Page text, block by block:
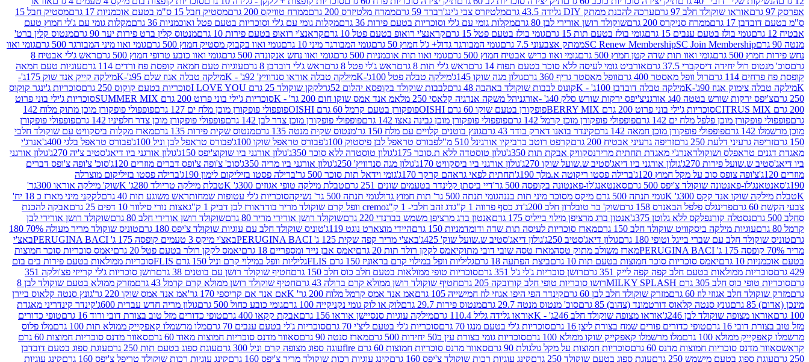
אפרסק 97 גרם
אוראו שוקולד חלב 97 גרם ערכה להכנת ממתק DIY גלידה 43.5 גרם מלטיזרס צבי ג'ינג'רברד 59 גרם ממרח מלטיזרס 200 גרם ממרח טוויקס 200 גרם מסטיק חבל 15 ס"מ בטעם אוכמניות 17 גרם
מסטיק חבל 15
ס"מ בטעם דובדבן 17 גרם
ממרח סניקרס 200 גרם שוקולד רושן אורירי לבן 80 גרם מקלות גומי עם ג'לי וסוכריות בטעם פירות 36 גרם מקלות גומי עם ג'לי וסוכריות בטעם פטל ואוכמניות 36 גרם
מקלות גומי עם ג'לי חמוץ טעם
אבטיח 12 גרם
גומי בולז בטעם ענבים 15 גרם גומי בולז בטעם תות 15 גרם גומי בולז בטעם פטל 15 גרם קראנצ'י רואופ בטעם פטל 10 גרם קראנצ'י רואופ בטעם פירות 10 גרם מנטוס קלין ברט פירות יער 90 גרם
מנטוס קלין ברט'
מנטה 90 גרם
SC Renew MembershipSC Join Membership ממתק אצבעוני 7.5 גרם גומי המבורגר גדול+ ג'ל חמוץ 50 גרם גומי המבורגר מיני 10 גרם גומי ואוו בקבוק מסטיק חמוץ 500 גרם גומי ואוו מיני המבורגר 500 גרם
גומי ואוו
נחש פירות חמוץ 500 גרם
גומי ואוו תות שדה קטן חמוץ 500 גרם גומי ואוו כריש אבטיח חמוץ 500 גרם גומי ואוו תות אוכמניות 500 גרם גומי ואוו נחש אנקונדה 500 גרם גומי ואוו כובע טרופי חמוץ 500 גרם
ראש ג'לי אבטיח 8
גרםסוכ' מנטוס רול יחידה דיסקברי 37.5 גרם אורביט גומי לעיסה ללא סוכר בטעם תפוח 14 גרם ראש ג'לי תות 8 גרם ראש ג'לי פטל 8 גרם ראש ג'לי דובדבן 8 גרם עוגיות טעם חמאה קופסת פח ורדים 114 גרם
עוגיות טעם חמאה
קופסת פח פרחים 114 גרם
רול וופל מאסטר 400 גרם וופל מאסטר גריף 360 גרם גולון מגה שוקו 145ג' מילקה טבלה פטל 100ג'-K מילקה טבלה אוראו סנדוויץ' 92ג' - K מילקה טבלה אגוז שלם 95ג'-K
מילקה קייק אנד שוק 175ג'-
Kמילקה טבלה צימוק אגוז 90ג'-K מילקה טבלה דובדבן 100ג' - K קונוס לבבות שוקולד באהבה 48 גרם לבבות שוקולד בקופסא יהלום 52גר לקקן שוקולד 25 גרם I LOVE YOU סוכריות בטעם קוקוס 250 גרם
סוכריות ג'ינגר קוקוס
250 גרם
צ'יפס ירקות שורש בטטה 40ג אורגני צ'יפס ירקות שורש סלק 40ג' -אורגני הל משקה אנרגיה קלאסי 250 מל אמ אנד אמס שוקו חום 200 גר' - K סוכריות ג'ילי בוני פרוט 200 גרם SUMMER MIX
סוכריות ג'ילי בוני פרוט
200 גרם CITRUS MIX
סוכריות ג'ילי בוני פרוט 200 גרם BERRY MIX פופקורן בטעם שוקו 60 גרם OISHI פופקורן בטעם קרמל 60 גרם OISHI פופפולי פופקורן מוכן מלח ים 127 גרם
פופפולי פופקורן מוכן מתוק מלוח 142
גרםפופפולי פופקורן מוכן פלפל מלח ים 142 גרם פופפולי פופקורן מוכן קרמל 142 גרם פופפולי פופקורן מוכן גבינה נאצו 142 גרם פופפולי פופקורן מוכן צדר לבן 142 גרם פופפולי פופקורן מוכן צדר חלפיניו 142 גרם
פופפולי פופקורן
מוכן מרשמלו 142 גרם
פופפולי פופקורן מוכן חמאה 142 גרם קינדר בואנו דארק בודד 43 גרם גונץ בוטנים קלויים עם מלח 150 גר' מנטוס שקית מנטה 135 גרם מנטוס שקית פירות 135 גרם
מארז מקלות ביסקוויט עם שוקולד חלבי
150 גרם
זריפה גרעיני דלעת 250 גרם זריפה גרעיני אבטיח 200 גרם קרפט רוטב ברביקיו אורגינל 510 מ"ל פבורס טראפל לבן פיסטוק 100ג' פבורס טראפל שוקו 100ג' פבורס טראפל לבן וניל 100ג' פבורס טראפל בלגי 400ג'
אנרג'י
מאגדת דגנים טראפלס ושוקולדאנרג'י מאגדת תחתית מרירנסקוויק אבקת תות 350ג' גולון טוסטדה ללא ת.סוכר 175ג' גולון טוסטדה ללא סוכר 350ג' גולון אורגני ביו שוקוצ'יפס 150ג' גולון אורגני ביו דיאג'סטיב צ'יה 270ג'
גולון אורגני
ביו דיאג'סטיב ש.שועל פירות 270ג'
גולון אורגני ביו דיאג'סטיב ש.שועל שוקו 270ג' גולון אורגני ביו ביסקוויט 170ג' גולון מגה סנדוויץ' 250ג' גולון אורגני ביו מריה 350ג' סוכ' צ'ופה צ'ופס דברים מוזרים 120ג'
סוכ' צ'ופה צ'ופס דברים
מוזרים 120ג'
צ'ופה צופס סוכ על מקל חמוץ 120ג' ברילה פסטו ריקוטה א.מלך 190ג' תחתית לפאי גראהם קרקר 170ג' גומי וידאל תות סוכר 500 גר' ברילה פסטו בזיליקום לימון 190ג'
ברילה פסטו בזיליקום מוצרלה
190ג' סאנטאנג'לו-פאנטונה שוקולד צ'יפס 500 גרם סאנטאנג'לו-פאנטונה בקופסה 500 גר' דיי ביסתן קלינדר בטעמים שונים 251 גרם טבלת מילקה טופי אגוזים 300ג' K טבלת מילקה טריולד 280ג' K
שוק' מילקה אוראו 300גר'
Kטבלת מילקה שוקו אנד קקס 300ג' K גומי תנתה 500 גרם מיקס מסוכר מיני תות בננה גומי תנתה 500 גר' תות חמוץ גדול גומי תנתה 500 גר' נשיקה סוכריות ג'לי עטופות שמחותראש משוגע תות 40 גרם
לקקני מיני מארז כ 18 יח'
צבעי הקשת 60 גרם
פרינגלס פלפל הבאנרס 158 גרם שוק' בר טובלרון חלב 200ג' דג כסף פרווה 1 ק"ג דג זהב חלבי- 1 ק"ג cremo וופל קרם שוקולד מריר בודד אורז לבן דביק 1 ק"ג אצות נורי סילוור 10 דפים 25 גרם
אבקה להכנת
סחלב 500 גרם
נסטלה קורנפלקס ללא גלוטן 375ג' אנטון ברג מרציפן מילוי בייליס 175 גרם אנטון ברג מרציפן משמש בברנדי 220 גרם שוקולד רושן אורירי מריר 80 גרם שוקולד רושן אורירי חלב 80 גרם
שוקולד רושן אורירי לבן
קרמל 80 גרם
עוגיות מילקה ביסקוויט שוקולד חלב 150 גרם מארז סוכריות לעיסה תות שדה ודומדמניות 150 גרם היידי מוצארט נוגט 119ג' טוניס שוקולד חלב עם עוגיות שוקולד צ'יפס 180 גרם
טוניס שוקולד מריר מעולה 70% 180
גרםטוניס שוקולד חלב עם שברי בייגל וטופי 180 גרם גולון דיאג'סטיב 250ג' גולון דיאג'סטיב ש.שועל שוק' 425ג' באצ'י מריר קפה שקית 125 ג' PERUGINA BACI באצ'י מיקס 3 טעמים קופסה 175 ג' PERUGINA BACI
באצ'י
מריר 70% קופסה 175 ג' PERUGINA BACI
מארז משולב מתוק טסהמארז טסה שובי דובי מתוקיאמס לקקן רולר תות 20 גרם יאמס אבן נייר ומספריים 18 גרם יאמס לקקן רולר בטעם פטל 20 גרם
יאמס סוכריות סוכר חמוצות
בטעם אוכמניות 10 גרם
יאמס סוכריות סוכר חמוצות בטעם תות 10 גרם ביצת הפתעה 18 גרם גליליות וופל במילוי קרם בראוניז 150 גרם FLIS גליליות וופל במילוי קרם וניל 150 גרם FLIS
סוכריות ממולאות בטעם פירות בים בום
429 גרם
סוכריות ממולאות בטעם חלב קפה קפה לייק 351 גרם רושן סוכריות ג'לי ג'ל 351 גרם סוכריות טופי ממולאות בטעם חלב כוס חלב 150 גרם חטיף שוקולד רושן עם בוטנים 38 גרם
רושן סוכריות ג'לי קרייזי פצ'ולקה 351
גרםסוכריות טופי כוס חלב 305 גרם MILKY SPLASH רושו סוכריות טופי חלב קורובקה 205 גרם חטיף שוקולד רושן ממולא קרם ברולה 43 גרם חטיף שוקולד רושן ממולא קרם קרמל 43 גרם
מזרק ממולא בטעם שוקולד לבן 8
גרםמזרק שוקולד חלב אגוזי לוז 60 גרם מזרק שוקולד חלב לבן 60 גרם קינדר הפי היפו אגוזי לוז חמישייה 105 גרם אמ אנד אמס קרמל מלוח 200 גר' K אם אנד אם קריספי 170 גר' אמ אנד אמס שוקו 220 גר'
גונץ סנטה קלאוס ביירן
מינכן (אדום) 85 גרם
גונץ סנטה קלאוס דורטמונד (צהוב) 85 גרם סוכ' מנטוס מנטה 29.7 גרם מנטוס פירות 29.7 גרם לוק או לוק גומי נקניקייה 100 גרם גומי כובע כחול 500 גרם גולון מריה חדש עברית 600ג'
קינדר קינדריני מאגדת
100 גרם
אוראו מצופה שוקולד לבן 246ג' אוראו מצופה שוקולד חלב 246ג' - K אוראו גלידה גליל 110.4 גרם מילקה עוגיות סנסיישן אוראו 156 גרם אבקת קקאו 400 גרם טופי כדורים מזל טוב בצורת דובי ורוד 16 גרם
טופי כדורים
מזל טוב בצורת דובי 16 גרם
טופי כדורים פורים שמח בצורת ליצן 16 גרם סוכריות ג'לי בטעם מנגו 70 גרם סוכריות ג'לי בטעם ליצ'י 70 גרם סוכריות ג'לי בטעם ענבים 70 גרם מלו מרשמלו קאפקייק ממולא תות 100 גרם
מלו פלוס
מרשמלו קאפקייק ממולא 100 גרם
מלו מרשמלו קאפקייק שוקו ממולא 100 גרם סוכריות גומי בצורת עין כ50 יחידות 500 גרם מארז סנטה 90 גרם סאוור מדנס סוכריות חמוצות מאוד 60 גרם
סאוור מדנס סוכריות חמוצות 60 גרם
קראשסאוור מדנס סוכריות חמוצות מדנס 60 גרם סוכריות חמוצות על מקל גולגולת 90 גרם סאוור מדנס סוכריות חמוצות 60 גרם fire עוגה ספוג מצופה קרם וניל 300 גרם עוגת ספוג בטעם תות 250 גרם
עוגת ספוג בטעם דובדבן
250 גרם
עוגת ספוג בטעם מישמש 250 גרם עוגת ספוג בטעם שוקולד 250 גרם קינג עוגיות רכות שוקולד צ'יפס 160 גרם קינג עוגיות רכות שוקולד מריר צ'יפס 160 גרם קינג עוגיות רכות שוקולד טריפל צ'יפס 160 גרם
קינג עוגיות